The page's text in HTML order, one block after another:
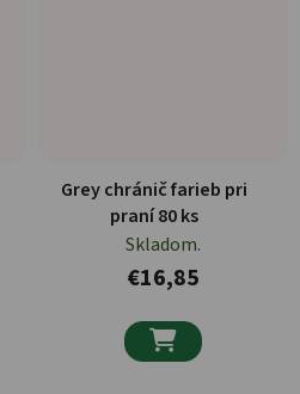
Grey chránič farieb pri
praní 80 ks
Skladom.
€16,85
